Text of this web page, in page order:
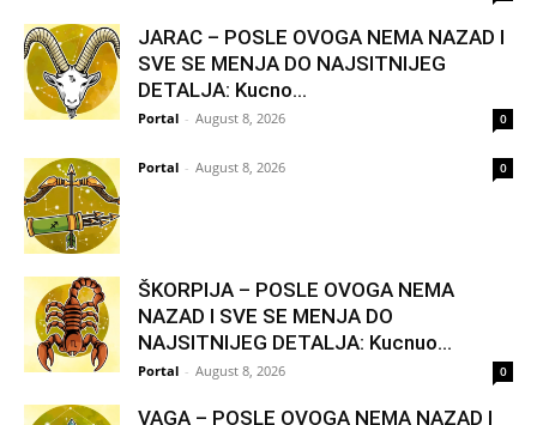
JARAC – POSLE OVOGA NEMA NAZAD I
SVE SE MENJA DO NAJSITNIJEG
DETALJA: Kucno...
Portal - August 8, 2026 0
Portal - August 8, 2026 0
ŠKORPIJA – POSLE OVOGA NEMA
NAZAD I SVE SE MENJA DO
NAJSITNIJEG DETALJA: Kucnuo...
Portal - August 8, 2026 0
VAGA – POSLE OVOGA NEMA NAZAD I